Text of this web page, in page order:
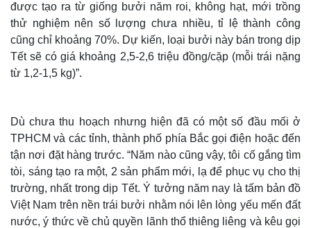
được tạo ra từ giống bưởi năm roi, không hạt, mới trồng
thử nghiệm nên số lượng chưa nhiều, tỉ lệ thành công
cũng chỉ khoảng 70%. Dự kiến, loại bưởi này bán trong dịp
Tết sẽ có giá khoảng 2,5-2,6 triệu đồng/cặp (mỗi trái nặng
từ 1,2-1,5 kg)”.
Dù chưa thu hoạch nhưng hiện đã có một số đầu mối ở
TPHCM và các tỉnh, thành phố phía Bắc gọi điện hoặc đến
tận nơi đặt hàng trước. “Năm nào cũng vậy, tôi cố gắng tìm
tòi, sáng tạo ra một, 2 sản phẩm mới, lạ để phục vụ cho thị
trường, nhất trong dịp Tết. Ý tưởng năm nay là tấm bản đồ
Việt Nam trên nền trái bưởi nhằm nói lên lòng yếu mến đất
nước, ý thức về chủ quyền lãnh thổ thiêng liêng và kêu gọi